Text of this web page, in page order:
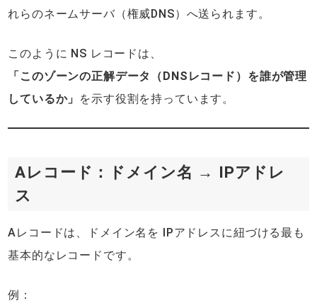
れらのネームサーバ（権威DNS）へ送られます。
このように NS レコードは、
「このゾーンの正解データ（DNSレコード）を誰が管理
しているか」 を示す役割を持っています。
Aレコード：ドメイン名 → IPアドレ
ス
Aレコードは、ドメイン名を IPアドレスに紐づける最も
基本的なレコードです。
例：